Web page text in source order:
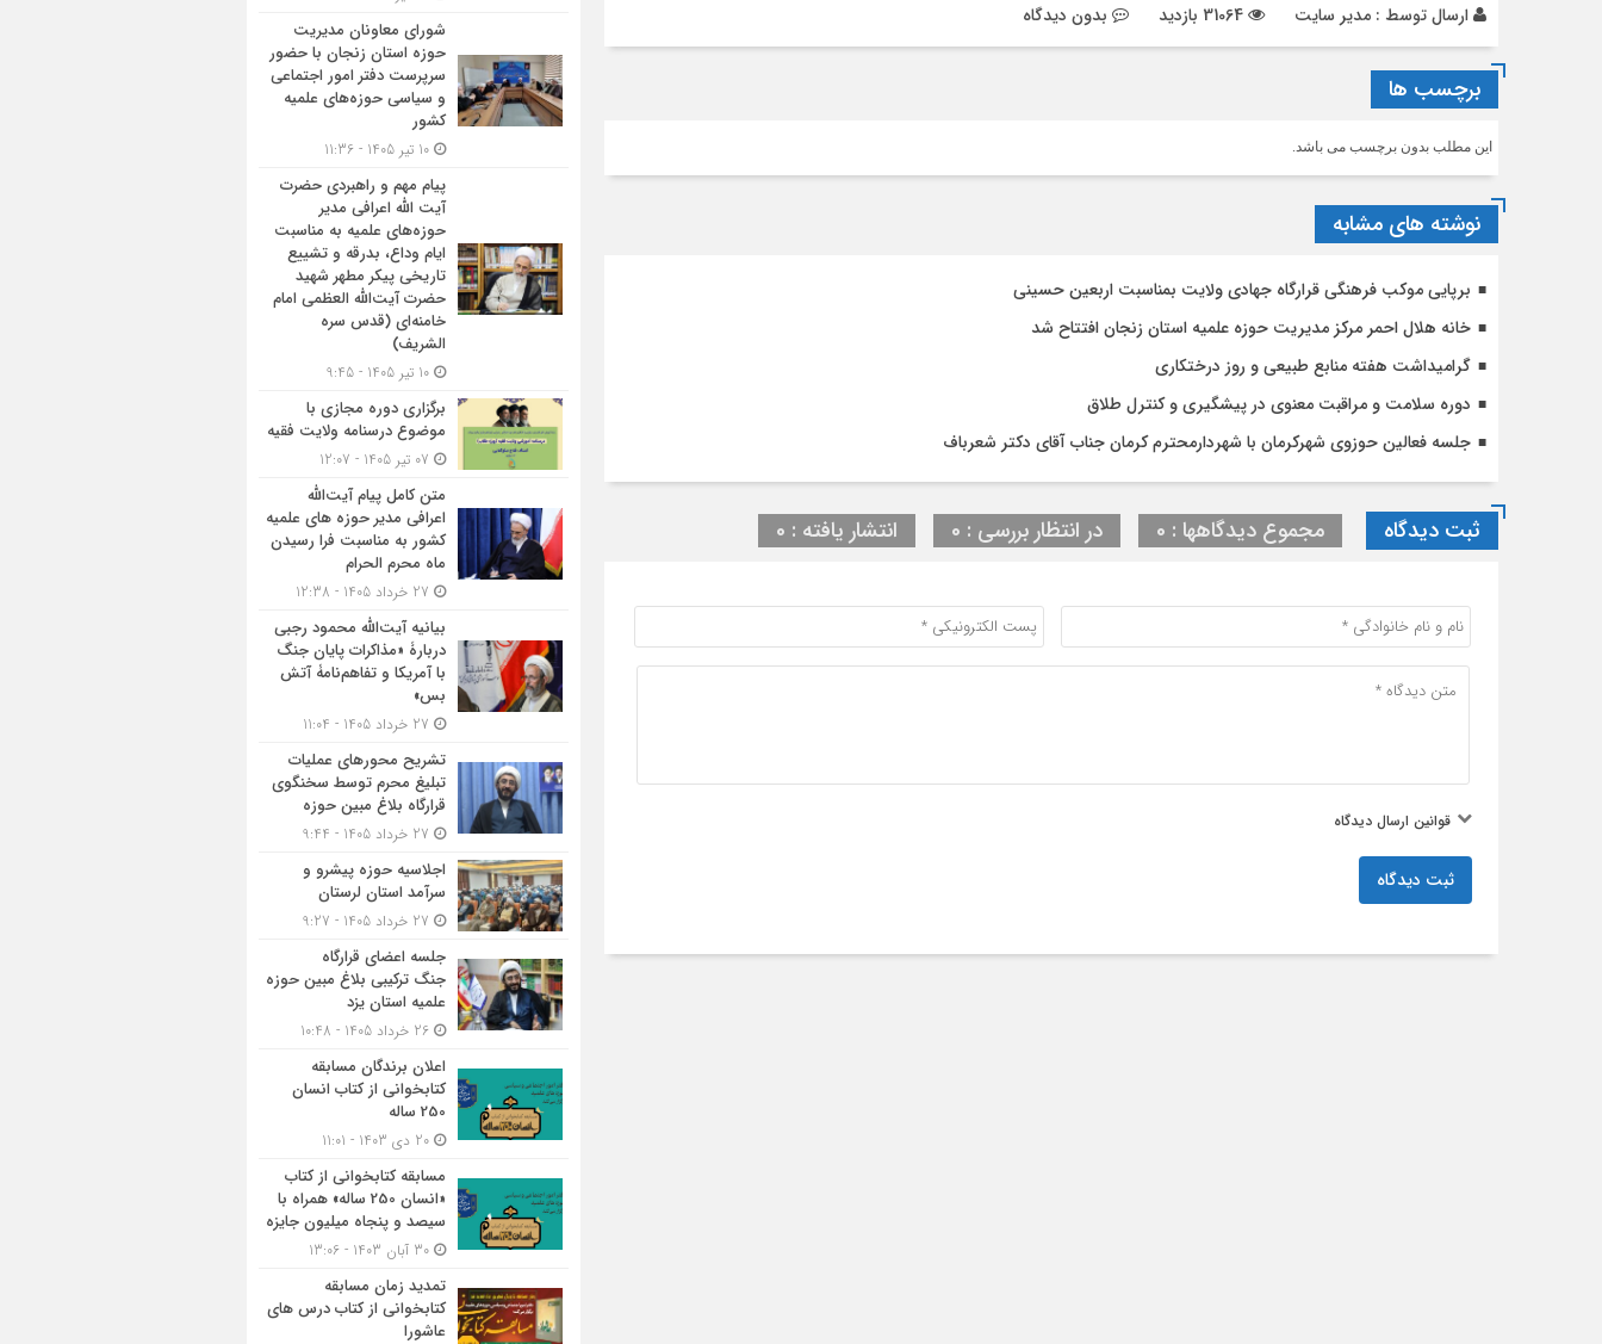
ارسال توسط : مدیر سایت بدون دیدگاه
برچسب ها
این مطلب بدون برچسب می باشد.
نوشته های مشابه
برپایی موکب فرهنگی قرارگاه جهادی ولایت بمناسبت اربعین حسینی
خانه هلال احمر مرکز مدیریت حوزه علمیه استان زنجان افتتاح شد
گرامیداشت هفته منابع طبیعی و روز درختکاری
دوره سلامت و مراقبت معنوی در پیشگیری و کنترل طلاق
جلسه فعالین حوزوی شهرکرمان با شهردارمحترم کرمان جناب آقای دکتر شعرباف
ثبت دیدگاه مجموع دیدگاهها : 0 در انتظار بررسی : 0 انتشار یافته : 0
قوانین ارسال دیدگاه
ثبت دیدگاه
شورای معاونان مدیریت
حوزه استان زنجان با حضور
سرپرست دفتر امور اجتماعی
و سیاسی حوزه‌های علمیه
کشور
پیام مهم و راهبردی حضرت
آیت الله اعرافی مدیر
حوزه‌های علمیه به مناسبت
ایام وداع، بدرقه و تشییع
تاریخی پیکر مطهر شهید
حضرت آیت‌الله العظمی امام
خامنه‌ای (قدس سره
الشریف)
برگزاری دوره مجازی با
موضوع درسنامه ولایت فقیه
متن کامل پیام آیت‌الله
اعرافی مدیر حوزه های علمیه
کشور به مناسبت فرا رسیدن
ماه محرم الحرام
بیانیه آیت‌الله محمود رجبی
دربارۀ «مذاکرات پایان جنگ
با آمریکا و تفاهم‌نامۀ آتش
بس»
تشریح محورهای عملیات
تبلیغ محرم توسط سخنگوی
قرارگاه بلاغ مبین حوزه
اجلاسیه حوزه پیشرو و
سرآمد استان لرستان
جلسه اعضای قرارگاه
جنگ ترکیبی بلاغ مبین حوزه
علمیه استان یزد
اعلان برندگان مسابقه
کتابخوانی از کتاب انسان
250 ساله
مسابقه کتاب‎خوانی از کتاب
«انسان 250 ساله» همراه با
سیصد و پنجاه میلیون جایزه
تمدید زمان مسابقه
کتابخوانی از کتاب درس های
عاشورا